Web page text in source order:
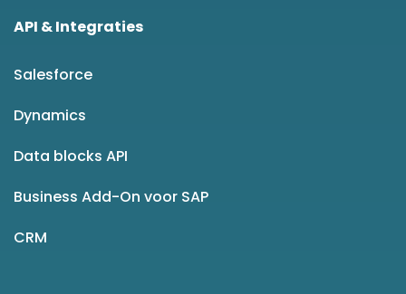
API & Integraties
Salesforce
Dynamics
Data blocks API
Business Add-On voor SAP
CRM